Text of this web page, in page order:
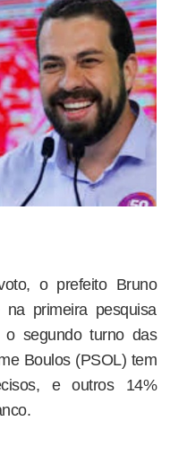
o prefeito Bruno
primeira pesquisa
o segundo turno das
Boulos (PSOL) tem
e outros 14%